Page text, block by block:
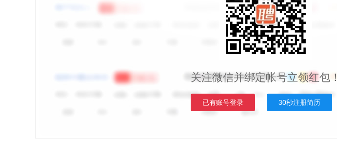
关注微信并绑定帐号立领红包！
已有账号登录 30秒注册简历